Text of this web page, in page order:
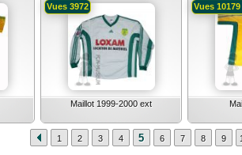
Maillot 1999-2000 ext
Vues 3972 Vues
1 2 3 4 5 6 7 8 9